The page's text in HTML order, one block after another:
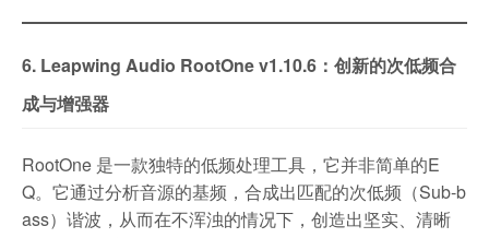
6. Leapwing Audio RootOne v1.10.6：创新的次低频合
成与增强器
RootOne 是一款独特的低频处理工具，它并非简单的E
Q。它通过分析音源的基频，合成出匹配的次低频（Sub-b
ass）谐波，从而在不浑浊的情况下，创造出坚实、清晰